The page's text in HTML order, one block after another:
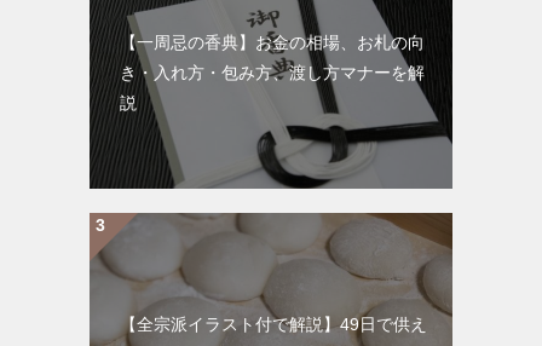
【一周忌の香典】お金の相場、お札の向
き・入れ方・包み方、渡し方マナーを解
説
【全宗派イラスト付で解説】49日で供え